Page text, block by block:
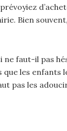
Bien
ne faut-il pas
les enfants
pas les